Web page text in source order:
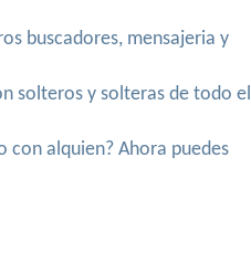
buscadores, mensajeria y
solteros y solteras de todo el
con alquien? Ahora puedes